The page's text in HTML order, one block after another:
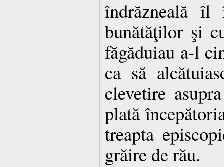
îndrăzneală îl
bunătăţilor şi
făgăduiau a-l
ca să
clevetire
plată
treapta
grăire de rău.